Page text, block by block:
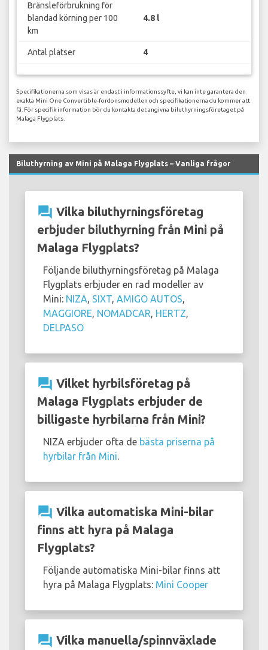
Bränsleförbrukning för
blandad körning per 100
km
4.8 l
Antal platser 4
Specifikationerna som visas är endast i informationssyfte, vi kan inte garantera den
exakta Mini One Convertible-fordonsmodellen och specifikationerna du kommer att
få. För specifik information bör du kontakta det angivna biluthyrningsföretaget på
Malaga Flygplats.
Biluthyrning av Mini på Malaga Flygplats – Vanliga frågor
question_answer Vilka biluthyrningsföretag
erbjuder biluthyrning från Mini på
Malaga Flygplats?
Följande biluthyrningsföretag på Malaga
Flygplats erbjuder en rad modeller av
Mini: NIZA SIXT AMIGO AUTOS
MAGGIORE NOMADCAR HERTZ
DELPASO
question_answer Vilket hyrbilsföretag på
Malaga Flygplats erbjuder de
billigaste hyrbilarna från Mini?
NIZA erbjuder ofta de bästa priserna på
hyrbilar från Mini
question_answer Vilka automatiska Mini-bilar
finns att hyra på Malaga
Flygplats?
Följande automatiska Mini-bilar finns att
hyra på Malaga Flygplats: Mini Cooper
question_answer Vilka manuella/spinnväxlade